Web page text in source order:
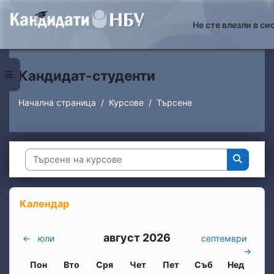
Страничен панел
Не сте влезли в
Кандидат-студенти
Начална страница Курсове Търсене
Търсене на курсове
Блокове
Прескочи Календар
Календар
← юли август 2026
септември
→
Понеделник
Пон вторник
Вто Сряда
Сря четвъртък
Чет петък
Пет събота
Съб неделя
Нед